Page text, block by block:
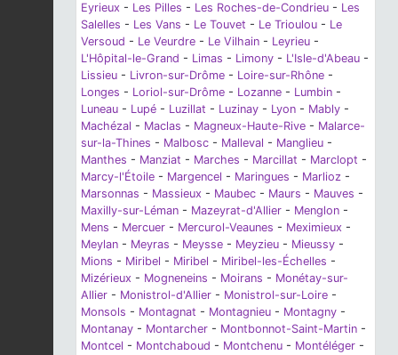
Eyrieux - Les Pilles - Les Roches-de-Condrieu - Les
Salelles - Les Vans - Le Touvet - Le Trioulou - Le
Versoud - Le Veurdre - Le Vilhain - Leyrieu -
L'Hôpital-le-Grand - Limas - Limony - L'Isle-d'Abeau -
Lissieu - Livron-sur-Drôme - Loire-sur-Rhône -
Longes - Loriol-sur-Drôme - Lozanne - Lumbin -
Luneau - Lupé - Luzillat - Luzinay - Lyon - Mably -
Machézal - Maclas - Magneux-Haute-Rive - Malarce-
sur-la-Thines - Malbosc - Malleval - Manglieu -
Manthes - Manziat - Marches - Marcillat - Marclopt -
Marcy-l'Étoile - Margencel - Maringues - Marlioz -
Marsonnas - Massieux - Maubec - Maurs - Mauves -
Maxilly-sur-Léman - Mazeyrat-d'Allier - Menglon -
Mens - Mercuer - Mercurol-Veaunes - Meximieux -
Meylan - Meyras - Meysse - Meyzieu - Mieussy -
Mions - Miribel - Miribel - Miribel-les-Échelles -
Mizérieux - Mogneneins - Moirans - Monétay-sur-
Allier - Monistrol-d'Allier - Monistrol-sur-Loire -
Monsols - Montagnat - Montagnieu - Montagny -
Montanay - Montarcher - Montbonnot-Saint-Martin -
Montcel - Montchaboud - Montchenu - Montéléger -